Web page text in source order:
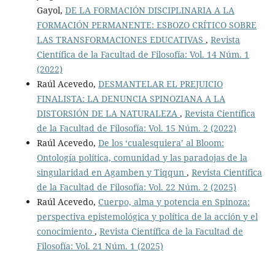
Gayol, DE LA FORMACIÓN DISCIPLINARIA A LA
FORMACIÓN PERMANENTE: ESBOZO CRÍTICO SOBRE
LAS TRANSFORMACIONES EDUCATIVAS , Revista
Científica de la Facultad de Filosofía: Vol. 14 Núm. 1
(2022)
Raúl Acevedo, DESMANTELAR EL PREJUICIO
FINALISTA: LA DENUNCIA SPINOZIANA A LA
DISTORSIÓN DE LA NATURALEZA , Revista Científica
de la Facultad de Filosofía: Vol. 15 Núm. 2 (2022)
Raúl Acevedo, De los ‘cualesquiera’ al Bloom:
Ontología política, comunidad y las paradojas de la
singularidad en Agamben y Tiqqun , Revista Científica
de la Facultad de Filosofía: Vol. 22 Núm. 2 (2025)
Raúl Acevedo, Cuerpo, alma y potencia en Spinoza:
perspectiva epistemológica y política de la acción y el
conocimiento , Revista Científica de la Facultad de
Filosofía: Vol. 21 Núm. 1 (2025)